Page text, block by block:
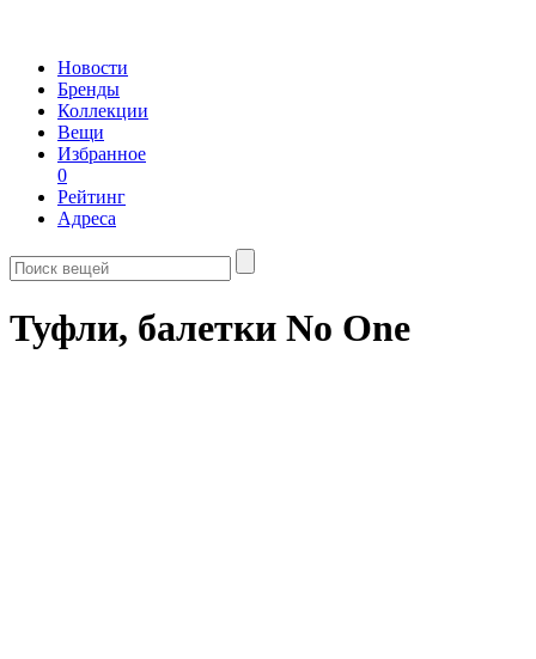
Новости
Бренды
Коллекции
Вещи
Избранное
0
Рейтинг
Адреса
Туфли, балетки No One